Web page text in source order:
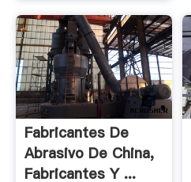
Fabricantes De
Abrasivo De China,
Fabricantes Y ...